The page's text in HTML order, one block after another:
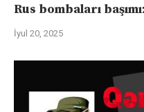
Rus bombaları
İyul 20, 2025